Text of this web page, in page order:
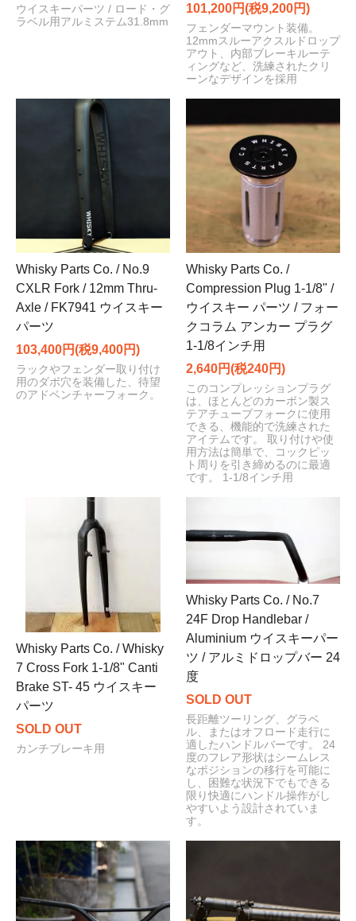
ウイスキーパーツ / ロード・グ
ラベル用アルミステム31.8mm
101,200円(税9,200円)
フェンダーマウント装備。
12mmスルーアクスルドロップ
アウト、内部ブレーキルーテ
ィングなど、洗練されたクリ
ーンなデザインを採用
Whisky Parts Co. / No.9
CXLR Fork / 12mm Thru-
Axle / FK7941 ウイスキー
パーツ
103,400円(税9,400円)
ラックやフェンダー取り付け
用のダボ穴を装備した、待望
のアドベンチャーフォーク。
Whisky Parts Co. /
Compression Plug 1-1/8" /
ウイスキー パーツ / フォー
クコラム アンカー プラグ
1-1/8インチ用
2,640円(税240円)
このコンプレッションプラグ
は、ほとんどのカーボン製ス
テアチューブフォークに使用
できる、機能的で洗練された
アイテムです。 取り付けや使
用方法は簡単で、コックピッ
ト周りを引き締めるのに最適
です。 1-1/8インチ用
Whisky Parts Co. / Whisky
7 Cross Fork 1-1/8" Canti
Brake ST- 45 ウイスキー
パーツ
SOLD OUT
カンチブレーキ用
Whisky Parts Co. / No.7
24F Drop Handlebar /
Aluminium ウイスキーパー
ツ / アルミドロップバー 24
度
SOLD OUT
長距離ツーリング、グラベ
ル、またはオフロード走行に
適したハンドルバーです。 24
度のフレア形状はシームレス
なポジションの移行を可能に
し、困難な状況下でもできる
限り快適にハンドル操作がし
やすいよう設計されていま
す。